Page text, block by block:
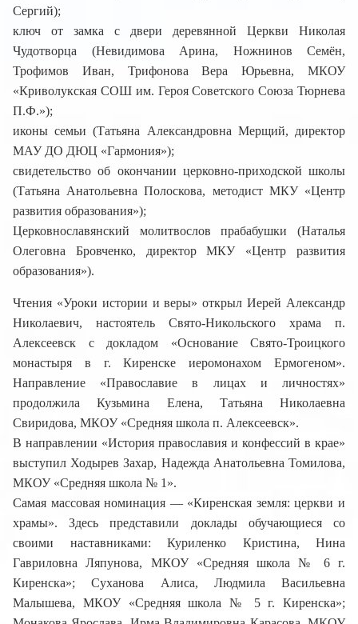
Сергий);
ключ от замка с двери деревянной Церкви Николая
Чудотворца (Невидимова Арина, Ножнинов Семён,
Трофимов Иван, Трифонова Вера Юрьевна, МКОУ
«Криволукская СОШ им. Героя Советского Союза Тюрнева
П.Ф.»);
иконы семьи (Татьяна Александровна Мерщий, директор
МАУ ДО ДЮЦ «Гармония»);
свидетельство об окончании церковно-приходской школы
(Татьяна Анатольевна Полоскова, методист МКУ «Центр
развития образования»);
Церковнославянский молитвослов прабабушки (Наталья
Олеговна Бровченко, директор МКУ «Центр развития
образования»).
​​Чтения «Уроки истории и веры» открыл Иерей Александр
Николаевич, настоятель Свято-Никольского храма п.
Алексеевск с докладом «Основание Свято-Троицкого
монастыря в г. Киренске иеромонахом Ермогеном».
Направление «Православие в лицах и личностях»
продолжила Кузьмина Елена, Татьяна Николаевна
Свиридова, МКОУ «Средняя школа п. Алексеевск».
В направлении «История православия и конфессий в крае»
выступил Ходырев Захар, Надежда Анатольевна Томилова,
МКОУ «Средняя школа № 1».
Самая массовая номинация — «Киренская земля: церкви и
храмы». Здесь представили доклады обучающиеся со
своими наставниками: Куриленко Кристина, Нина
Гавриловна Ляпунова, МКОУ «Средняя школа № 6 г.
Киренска»; Суханова Алиса, Людмила Васильевна
Малышева, МКОУ «Средняя школа № 5 г. Киренска»;